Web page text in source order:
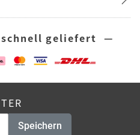
geliefert —
Speichern